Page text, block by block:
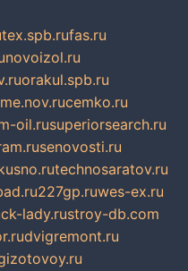
fas.ru
novoizol.ru
orakul.spb.ru
cemko.ru
oil.rusuperiorsearch.ru
senovosti.ru
technosaratov.ru
227gp.ruwes-ex.ru
lady.rustroy-db.com
dvigremont.ru